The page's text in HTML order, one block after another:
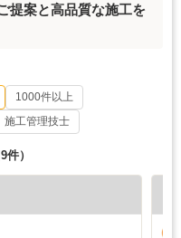
提案と高品質な施工を
1000件以上
施工管理技士
9件）